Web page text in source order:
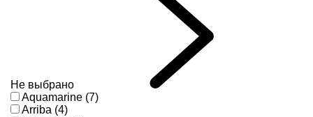
Не выбрано
Aquamarine (7)
Arriba (4)